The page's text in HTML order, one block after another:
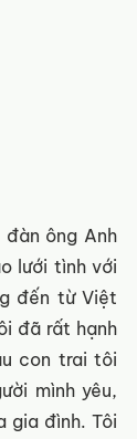
ông Anh
lưới tình với
đến từ Việt
đã rất hạnh
con trai tôi
mình yêu,
gia đình. Tôi